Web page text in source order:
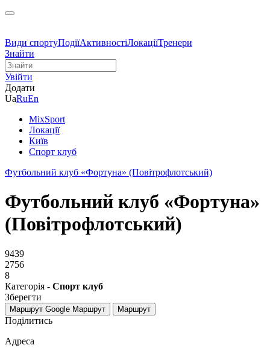
Види спортуПодіїАктивностіЛокаціїТренери
Знайти
Увійти
Додати
UaRuEn
MixSport
Локації
Київ
Спорт клуб
Футбольний клуб «Фортуна» (Повітрофлотський)
Футбольний клуб «Фортуна»
(Повітрофлотський)
9439
2756
8
Категорія - Спорт клуб
Зберегти
Маршрут Google Маршрут Маршрут
Поділитись
Адреса